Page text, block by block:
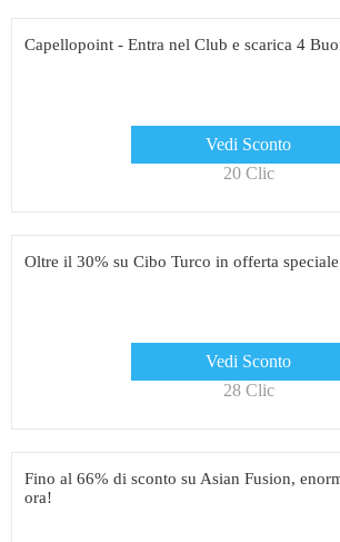
Capellopoint - Entra nel Club e scarica 4
Vedi Sconto
20 Clic
Oltre il 30% su Cibo Turco in offerta speciale
Vedi Sconto
28 Clic
Fino al 66% di sconto su Asian Fusion,
ora!